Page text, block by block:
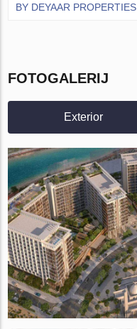
BY DEYAAR PROPERTIES
FOTOGALERIJ
Exterior